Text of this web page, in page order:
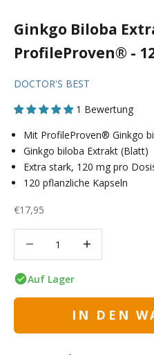
Ginkgo Biloba
ProfileProven® -
DOCTOR'S BEST
1 Bewertung
Mit ProfileProven® Ginkgo
Ginkgo biloba Extrakt (Blatt)
Extra stark, 120 mg pro
120 pflanzliche Kapseln
Angebot
€17,95
Auf Lager
IN DEN